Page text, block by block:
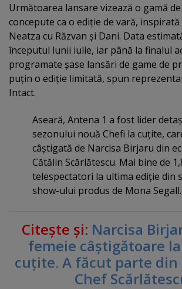
Următoarea lansare vizează o gamă
concepute ca o ediţie de vară, inspirată
Neatza cu Răzvan şi Dani. Data
începutul lunii iulie, iar până la finalul
programate şase lansări de game de
puţin o ediţie limitată, spun
Intact.
Aseară, Antena 1 a fost lider
sezonului nouă Chefi la cuţite,
câştigată de Narcisa Birjaru din
Cătălin Scărlătescu. Mai bine de
telespectatori la ultima ediţie din
show-ului produs de Mona Segall.
Citeşte şi: Narcisa
femeie câştigătoare
cuţite. A făcut parte din
Chef